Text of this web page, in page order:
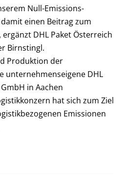
Null-Emissions-
einen Beitrag zum
DHL Paket Österreich
Birnstingl.
Produktion der
unternehmenseigene DHL
in Aachen
hat sich zum Ziel
Emissionen